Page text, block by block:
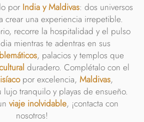
por India y Maldivas: dos universos
crear una experiencia irrepetible.
recorre la hospitalidad y el pulso
mientras te adentras en sus
, palacios y templos que
duradero. Complétalo con el
por excelencia, Maldivas,
tranquilo y playas de ensueño.
viaje inolvidable, ¡contacta con
nosotros!